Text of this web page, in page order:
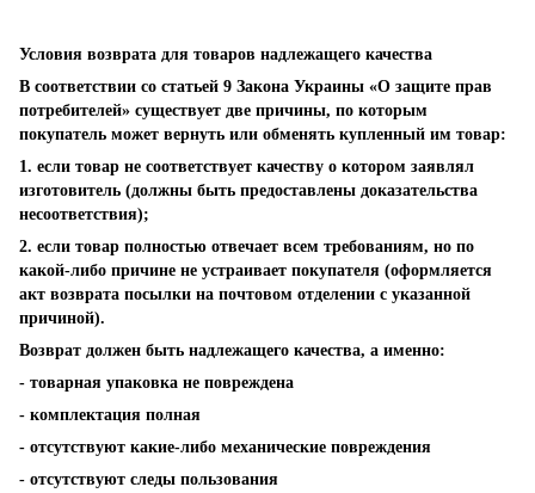
Условия возврата для товаров надлежащего качества
В соответствии со статьей 9 Закона Украины «О защите прав
потребителей» существует две причины, по которым
покупатель может вернуть или обменять купленный им товар:
1. если товар не соответствует качеству о котором заявлял
изготовитель (должны быть предоставлены доказательства
несоответствия);
2. если товар полностью отвечает всем требованиям, но по
какой-либо причине не устраивает покупателя (оформляется
акт возврата посылки на почтовом отделении с указанной
причиной).
Возврат должен быть надлежащего качества, а именно:
- товарная упаковка не повреждена
- комплектация полная
- отсутствуют какие-либо механические повреждения
- отсутствуют следы пользования